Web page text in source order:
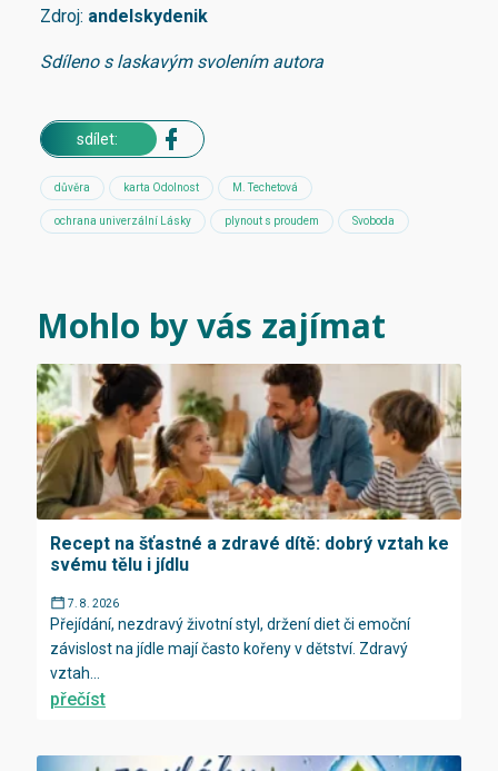
Zdroj: andelskydenik
Sdíleno s laskavým svolením autora
sdílet:
důvěra karta Odolnost M. Techetová
ochrana univerzální Lásky plynout s proudem Svoboda
Mohlo by vás zajímat
Recept na šťastné a zdravé dítě: dobrý vztah ke
svému tělu i jídlu
7. 8. 2026
Přejídání, nezdravý životní styl, držení diet či emoční
závislost na jídle mají často kořeny v dětství. Zdravý
vztah...
přečíst